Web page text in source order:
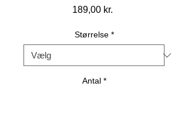
189,00 kr.
Størrelse *
Antal *